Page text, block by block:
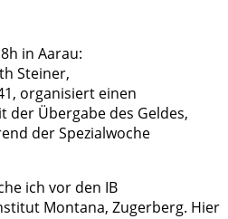
in Aarau:
Steiner,
organisiert einen
der Übergabe des Geldes,
der Spezialwoche
ich vor den IB
Montana, Zugerberg. Hier